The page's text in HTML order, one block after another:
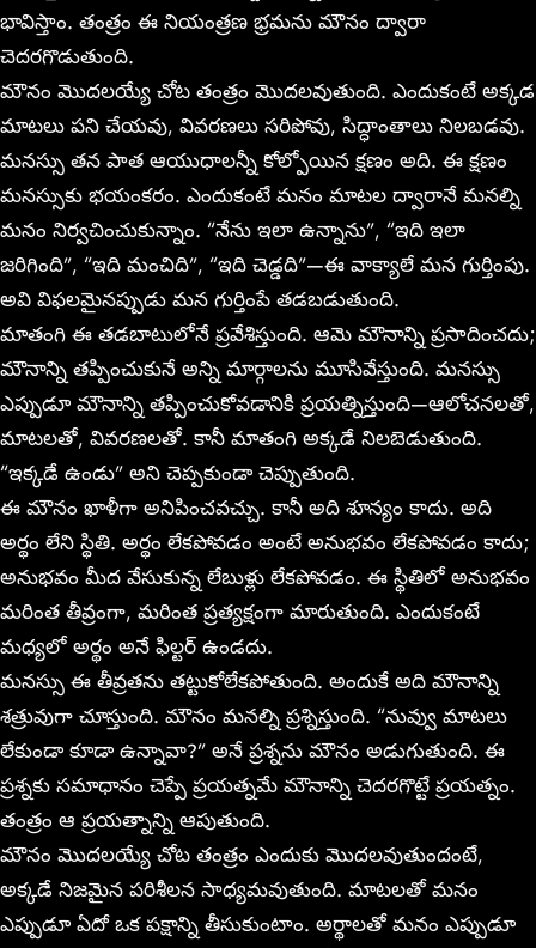
భావిస్తాం. తంత్రం ఈ నియంత్రణ భ్రమను మౌనం ద్వారా
చెదరగొడుతుంది.
మౌనం మొదలయ్యే చోట తంత్రం మొదలవుతుంది. ఎందుకంటే అక్కడ
మాటలు పని చేయవు, వివరణలు సరిపోవు, సిద్ధాంతాలు నిలబడవు.
మనస్సు తన పాత ఆయుధాలన్నీ కోల్పోయిన క్షణం అది. ఈ క్షణం
మనస్సుకు భయంకరం. ఎందుకంటే మనం మాటల ద్వారానే మనల్ని
మనం నిర్వచించుకున్నాం. “నేను ఇలా ఉన్నాను”, “ఇది ఇలా
జరిగింది”, “ఇది మంచిది”, “ఇది చెడ్డది”—ఈ వాక్యాలే మన గుర్తింపు.
అవి విఫలమైనప్పుడు మన గుర్తింపే తడబడుతుంది.
మాతంగి ఈ తడబాటులోనే ప్రవేశిస్తుంది. ఆమె మౌనాన్ని ప్రసాదించదు;
మౌనాన్ని తప్పించుకునే అన్ని మార్గాలను మూసివేస్తుంది. మనస్సు
ఎప్పుడూ మౌనాన్ని తప్పించుకోవడానికి ప్రయత్నిస్తుంది—ఆలోచనలతో,
మాటలతో, వివరణలతో. కానీ మాతంగి అక్కడే నిలబెడుతుంది.
“ఇక్కడే ఉండు” అని చెప్పకుండా చెప్పుతుంది.
ఈ మౌనం ఖాళీగా అనిపించవచ్చు. కానీ అది శూన్యం కాదు. అది
అర్థం లేని స్థితి. అర్థం లేకపోవడం అంటే అనుభవం లేకపోవడం కాదు;
అనుభవం మీద వేసుకున్న లేబుళ్లు లేకపోవడం. ఈ స్థితిలో అనుభవం
మరింత తీవ్రంగా, మరింత ప్రత్యక్షంగా మారుతుంది. ఎందుకంటే
మధ్యలో అర్థం అనే ఫిల్టర్ ఉండదు.
మనస్సు ఈ తీవ్రతను తట్టుకోలేకపోతుంది. అందుకే అది మౌనాన్ని
శత్రువుగా చూస్తుంది. మౌనం మనల్ని ప్రశ్నిస్తుంది. “నువ్వు మాటలు
లేకుండా కూడా ఉన్నావా?” అనే ప్రశ్నను మౌనం అడుగుతుంది. ఈ
ప్రశ్నకు సమాధానం చెప్పే ప్రయత్నమే మౌనాన్ని చెదరగొట్టే ప్రయత్నం.
తంత్రం ఆ ప్రయత్నాన్ని ఆపుతుంది.
మౌనం మొదలయ్యే చోట తంత్రం ఎందుకు మొదలవుతుందంటే,
అక్కడే నిజమైన పరిశీలన సాధ్యమవుతుంది. మాటలతో మనం
ఎప్పుడూ ఏదో ఒక పక్షాన్ని తీసుకుంటాం. అర్థాలతో మనం ఎప్పుడూ